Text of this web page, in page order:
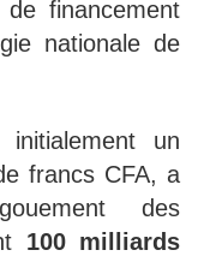
financement
nationale de
initialement un
francs CFA, a
des
100 milliards